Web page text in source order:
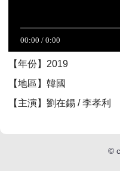
【年份】2019
【地區】韓國
【主演】劉在錫 / 李孝利
©